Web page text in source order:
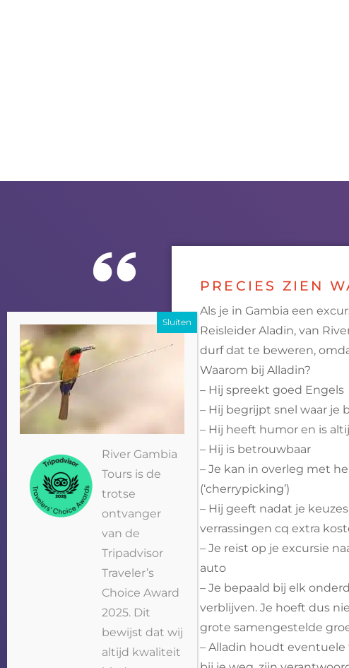
PRECIES ZIEN
Als je in Gambia een
Reisleider Aladin, van
durf dat te beweren,
Waarom bij Alladin?
– Hij spreekt goed Engels
– Hij begrijpt snel waar je
– Hij heeft humor en is
– Hij is betrouwbaar
– Je kan in overleg met
(‘cherrypicking’)
– Hij geeft nadat je
verrassingen cq extra
– Je reist op je excursie
auto
– Je bepaald bij elk
verblijven. Je hoeft dus
grote samengestelde
– Alladin houdt
River Gambia
Tours is de
trotse
ontvanger
van de
Tripadvisor
Traveler’s
Choice Award
2025. Dit
bewijst dat wij
altijd kwaliteit